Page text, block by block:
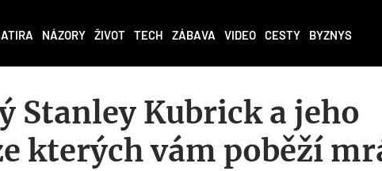
NÁZORY ŽIVOT TECH ZÁBAVA VIDEO CESTY BYZNYS
Stanley Kubrick a jeho
kterých vám poběží